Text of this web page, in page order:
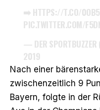
➡️ HTTPS://T.CO/
PIC.TWITTER.COM/
— DER SPORTBUZZER
2019
Nach einer
zwischenzeitlich 9
Bayern, folgte in der